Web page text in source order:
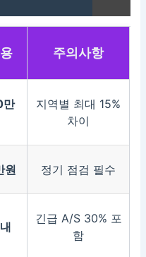
주의사항
만
지역별 최대 15%
차이
원 정기 점검 필수
긴급 A/S 30% 포
함